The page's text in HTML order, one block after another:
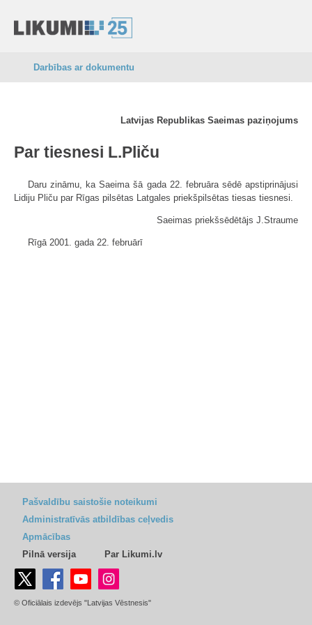
Darbības ar dokumentu
Latvijas Republikas Saeimas paziņojums
Par tiesnesi L.Pliču
Daru zināmu, ka Saeima šā gada 22. februāra sēdē apstiprinājusi
Lidiju Pliču par Rīgas pilsētas Latgales priekšpilsētas tiesas tiesnesi.
Saeimas priekšsēdētājs J.Straume
Rīgā 2001. gada 22. februārī
Pašvaldību saistošie noteikumi
Administratīvās atbildības ceļvedis
Apmācības
Pilnā versija
Par Likumi.lv
© Oficiālais izdevējs "Latvijas Vēstnesis"